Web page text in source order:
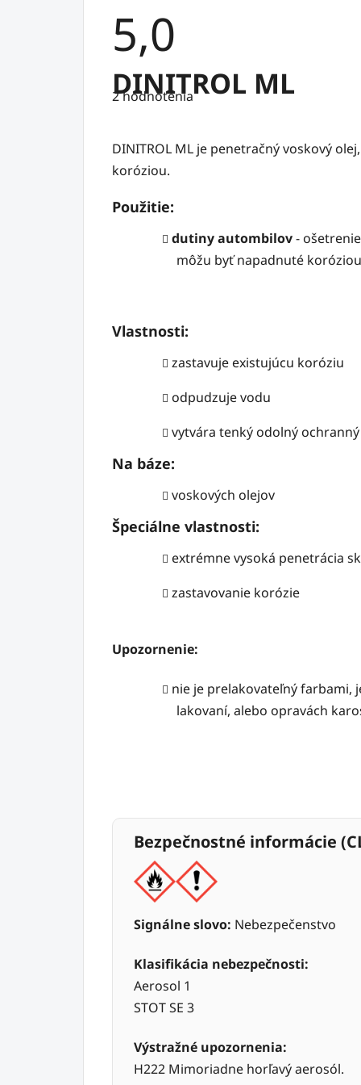
5,0
Priemerné
hodnotenie
produktu
5
hviezdičiek.
2 hodnotenia
DINITROL ML
DINITROL ML je penetračný voskový
koróziou.
Použitie:
dutiny autombilov-
môžu byť napadnuté koróziou
Vlastnosti:
zastavuje existujúcu koróziu
odpudzuje vodu
vytvára tenký odolný
Na báze:
voskových olejov
Špeciálne vlastnosti:
extrémne vysoká penetrácia
zastavovanie korózie
Upozornenie:
nie je prelakovateľný farbami,
lakovaní, alebo opravách
Bezpečnostné informácie
Signálne slovo: Nebezpečenstvo
Klasifikácia nebezpečnosti:
Aerosol 1
STOT SE 3
Výstražné upozornenia:
H222 Mimoriadne horľavý aerosól.